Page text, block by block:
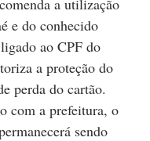
e do conhecido
ao CPF do
a proteção do
perda do cartão.
com a prefeitura, o
sendo